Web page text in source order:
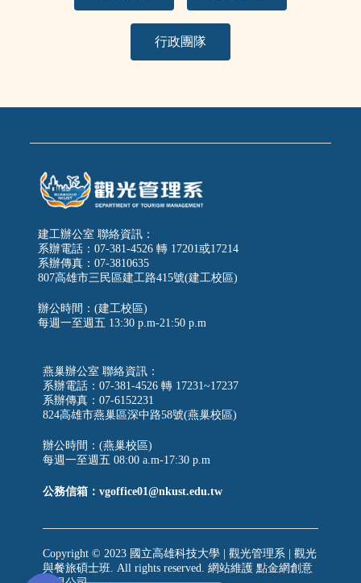
行政團隊
建工辦公室 聯絡資訊：
系辦電話：07-381-4526 轉 17201或17214
系辦傳真：07-3810635
807高雄市三民區建工路415號(建工校區)
辦公時間：(建工校區)
每週一至週五 13:30 p.m-21:50 p.m
燕巢辦公室 聯絡資訊：
系辦電話：07-381-4526 轉 17231~17237
系辦傳真：07-6152231
824高雄市燕巢區深中路58號(燕巢校區)
辦公時間：(燕巢校區)
每週一至週五 08:00 a.m-17:30 p.m
公務信箱：vgoffice01@nkust.edu.tw
Copyright © 2023 國立高雄科技大學 | 觀光管理系 | 觀光
與餐旅碩士班. All rights reserved. 網站維護 點金網創意